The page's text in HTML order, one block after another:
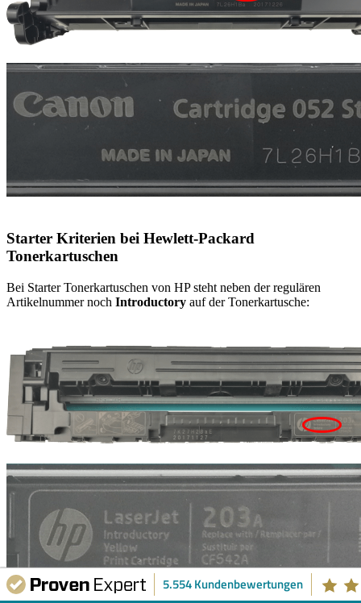
Starter Kriterien bei Hewlett-Packard
Tonerkartuschen
Bei Starter Tonerkartuschen von HP steht neben der regulären
Artikelnummer noch Introductory auf der Tonerkartusche:
5.554 Kundenbewertungen